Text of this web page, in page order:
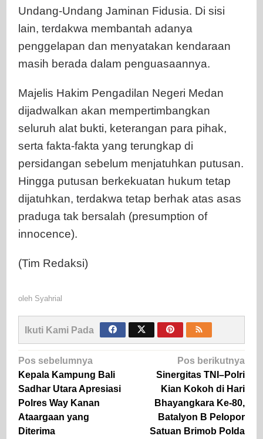
Undang-Undang Jaminan Fidusia. Di sisi
lain, terdakwa membantah adanya
penggelapan dan menyatakan kendaraan
masih berada dalam penguasaannya.
Majelis Hakim Pengadilan Negeri Medan
dijadwalkan akan mempertimbangkan
seluruh alat bukti, keterangan para pihak,
serta fakta-fakta yang terungkap di
persidangan sebelum menjatuhkan putusan.
Hingga putusan berkekuatan hukum tetap
dijatuhkan, terdakwa tetap berhak atas asas
praduga tak bersalah (presumption of
innocence).
(Tim Redaksi)
oleh Syahrial
Ikuti Kami Pada
Navigasi
pos
Pos sebelumnya
Kepala Kampung Bali
Sadhar Utara Apresiasi
Polres Way Kanan
Ataargaan yang
Diterima
Pos berikutnya
Sinergitas TNI–Polri
Kian Kokoh di Hari
Bhayangkara Ke-80,
Batalyon B Pelopor
Satuan Brimob Polda